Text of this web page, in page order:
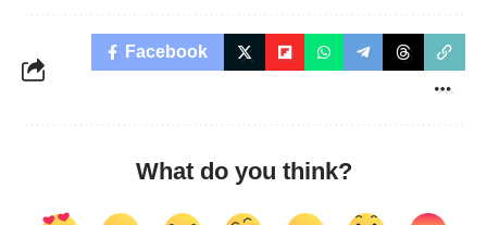
Facebook
What do you think?